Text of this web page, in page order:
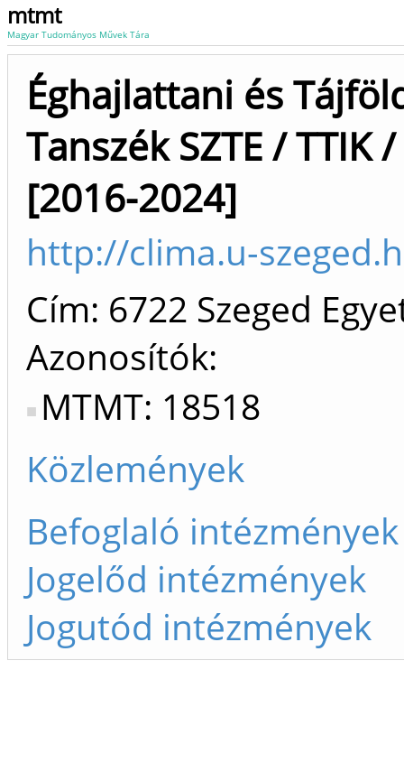
mtmt
Magyar Tudományos Művek Tára
Éghajlattani és
Tanszék SZTE / TTIK /
[2016-2024]
http://clima.u-
Cím: 6722 Szeged
Azonosítók
MTMT: 18518
Közlemények
Befoglaló intézmények
Jogelőd intézmények
Jogutód intézmények